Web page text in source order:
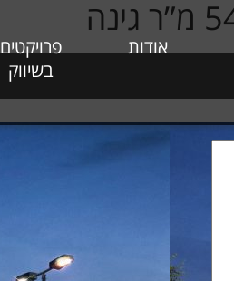
אודות
פרויקטים
בשיווק